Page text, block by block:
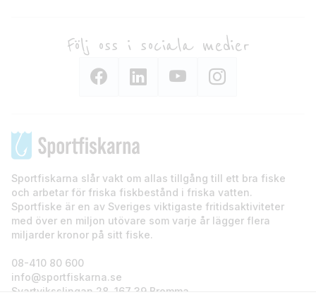
Följ oss i sociala medier
Sportfiskarna slår vakt om allas tillgång till ett bra fiske
och arbetar för friska fiskbestånd i friska vatten.
Sportfiske är en av Sveriges viktigaste fritidsaktiviteter
med över en miljon utövare som varje år lägger flera
miljarder kronor på sitt fiske.
08-410 80 600
info@sportfiskarna.se
Svartviksslingan 28, 167 39 Bromma